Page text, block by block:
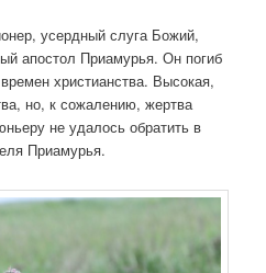
усердный слуга Божий,
апостол Приамурья. Он погиб
христианства. Высокая,
но, к сожалению, жертва
не удалось обратить в
Приамурья.